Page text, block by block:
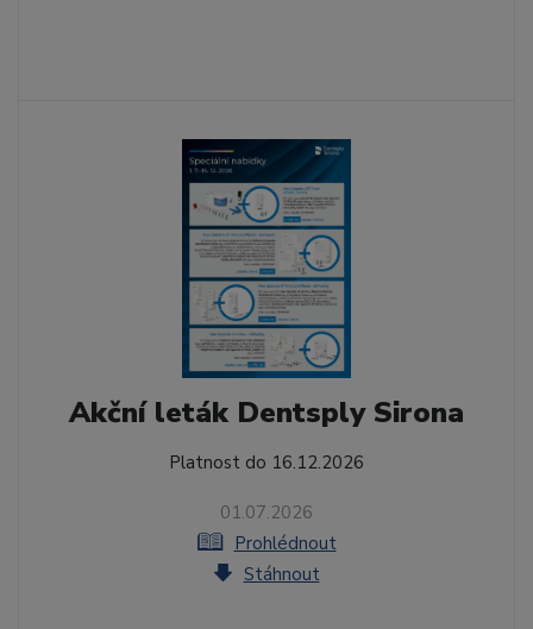
Akční leták Dentsply Sirona
Platnost do 16.12.2026
01.07.2026
Prohlédnout
Stáhnout